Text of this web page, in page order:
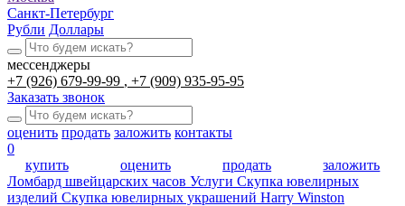
Санкт-Петербург
Рубли Доллары
мессенджеры
+7 (926) 679-99-99
+7 (909) 935-95-95
Заказать звонок
оценить продать заложить контакты
0
купить
оценить продать
заложить
Ломбард швейцарских часов Услуги Скупка ювелирных
изделий Скупка ювелирных украшений Harry Winston